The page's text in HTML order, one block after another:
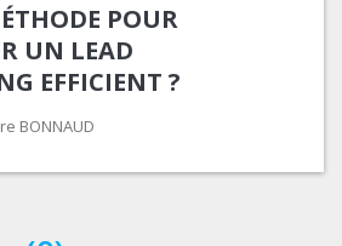
POUR
UN LEAD
EFFICIENT ?
BONNAUD